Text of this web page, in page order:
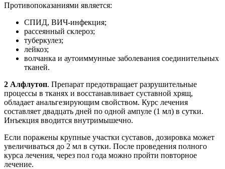
Противопоказаниями является:
СПИД, ВИЧ-инфекция;
рассеянный склероз;
туберкулез;
лейкоз;
волчанка и аутоиммунные заболевания соединительных
тканей.
2 Алфлутоп. Препарат предотвращает разрушительные
процессы в тканях и восстанавливает суставной хрящ,
обладает анальгезирующим свойством. Курс лечения
составляет двадцать дней по одной ампуле (1 мл) в сутки.
Инъекция вводится внутримышечно.
Если поражены крупные участки суставов, дозировка может
увеличиваться до 2 мл в сутки. После проведения полного
курса лечения, через пол года можно пройти повторное
лечение.